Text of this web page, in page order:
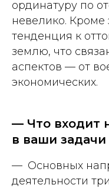
ординатуру по
невелико. Кроме
тенденция к
землю, что
аспектов — от
экономических.
— Что входит
в ваши задачи
— Основных
деятельности